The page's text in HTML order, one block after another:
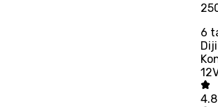
6
4.8